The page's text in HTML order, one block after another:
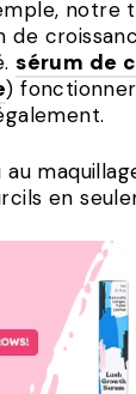
notre
de
sérum de
)
au
en